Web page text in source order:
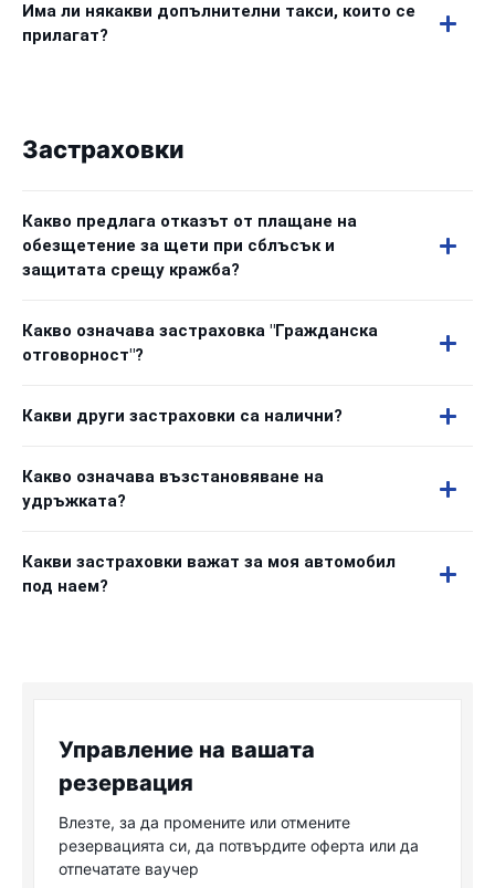
Има ли някакви допълнителни такси, които се
прилагат?
Застраховки
Какво предлага отказът от плащане на
обезщетение за щети при сблъсък и
защитата срещу кражба?
Какво означава застраховка "Гражданска
отговорност"?
Какви други застраховки са налични?
Какво означава възстановяване на
удръжката?
Какви застраховки важат за моя автомобил
под наем?
Управление на вашата
резервация
Влезте, за да промените или отмените
резервацията си, да потвърдите оферта или да
отпечатате ваучер